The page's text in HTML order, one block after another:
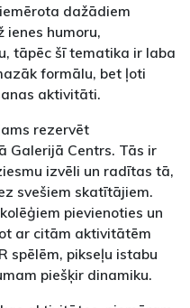
dažādiem
humoru,
tāpēc šī tematika ir laba
formālu, bet ļoti
aktivitāti.
rezervēt
Galerijā Centrs. Tās ir
izvēli un radītas tā,
svešiem skatītājiem.
pievienoties un
ar citām aktivitātēm
spēlēm, pikseļu istabu
piešķir dinamiku.